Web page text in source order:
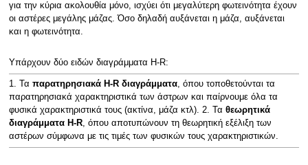
για την κύρια ακολουθία μόνο, ισχύει ότι μεγαλύτερη φωτεινότητα έχουν
οι αστέρες μεγάλης μάζας. Όσο δηλαδή αυξάνεται η μάζα, αυξάνεται
και η φωτεινότητα.
Υπάρχουν δύο ειδών διαγράμματα H-R:
1. Τα παρατηρησιακά H-R διαγράμματα, όπου τοποθετούνται τα
παρατηρησιακά χαρακτηριστικά των άστρων και παίρνουμε όλα τα
φυσικά χαρακτηριστικά τους (ακτίνα, μάζα κτλ). 2. Τα θεωρητικά
διαγράμματα H-R, όπου αποτυπώνουν τη θεωρητική εξέλιξη των
αστέρων σύμφωνα με τις τιμές των φυσικών τους χαρακτηριστικών.